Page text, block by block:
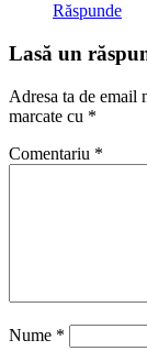
Răspunde
Lasă un
Adresa ta de email
marcate cu *
Comentariu *
Nume *